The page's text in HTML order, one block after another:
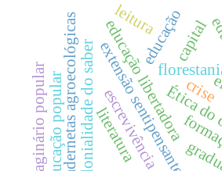
extensão sentipensante
colonialidade do sabereducação libertadora
Ética
cadernetas agroecológicas
educação popular crise
capital
escrevivência
literatura
educação
leitura
imaginário popular